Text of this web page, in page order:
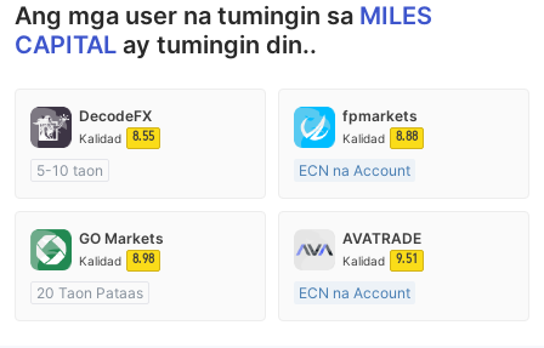
Ang mga user na tumingin sa MILES
CAPITAL ay tumingin din..
DecodeFX
Kalidad 8.55
5-10 taon
Paggawa ng Market (MM)
Pangunahing label na MT4
fpmarkets
Kalidad 8.88
ECN na Account
Paggawa ng Market (MM)
GO Markets
Kalidad 8.98
20 Taon Pataas
AVATRADE
Kalidad 9.51
ECN na Account